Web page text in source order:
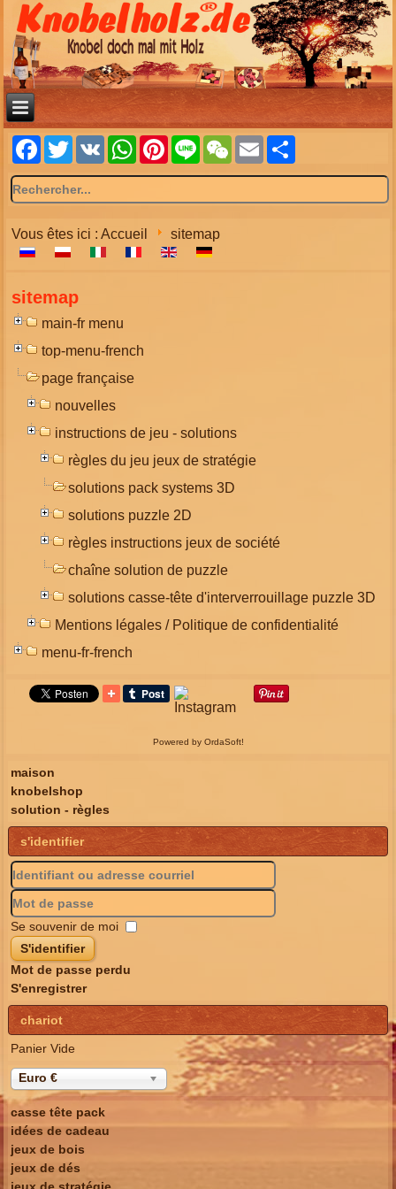
Facebook
TwitterVK WhatsAppPinterest
Line WeChatEmail
Vous êtes ici :Accueil sitemap
sitemap
main-fr menu
top-menu-french
page française
nouvelles
instructions de jeu - solutions
règles du jeu jeux de stratégie
solutions pack systems 3D
solutions puzzle 2D
règles instructions jeux de société
chaîne solution de puzzle
solutions casse-tête d'interverrouillage puzzle 3D
Mentions légales / Politique de confidentialité
menu-fr-french
Powered by OrdaSoft!
maison
knobelshop
solution - règles
s'identifier
Se souvenir de moi
S'identifier
Mot de passe perdu
S'enregistrer
chariot
Panier Vide
Euro €
casse tête pack
idées de cadeau
jeux de bois
jeux de dés
jeux de stratégie